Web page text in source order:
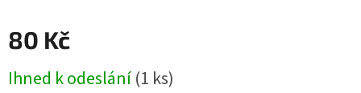
80 Kč
cena:
Ihned k odeslání(1 ks)